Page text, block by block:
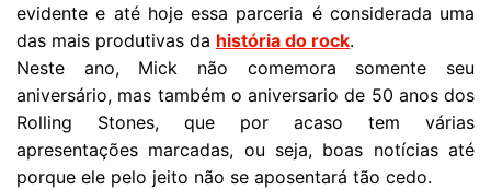
evidente e até hoje essa parceria é considerada uma
das mais produtivas da história do rock.
Neste ano, Mick não comemora somente seu
aniversário, mas também o aniversario de 50 anos dos
Rolling Stones, que por acaso tem várias
apresentações marcadas, ou seja, boas notícias até
porque ele pelo jeito não se aposentará tão cedo.